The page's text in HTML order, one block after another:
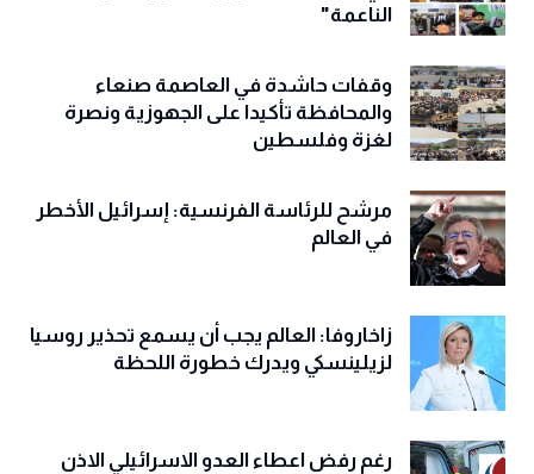
الناعمة"
وقفات حاشدة في العاصمة صنعاء
والمحافظة تأكيدا على الجهوزية ونصرة
لغزة وفلسطين
مرشح للرئاسة الفرنسية: إسرائيل الأخطر
في العالم
زاخاروفا: العالم يجب أن يسمع تحذير روسيا
لزيلينسكي ويدرك خطورة اللحظة
رغم رفض اعطاء العدو الاسرائيلي الاذن